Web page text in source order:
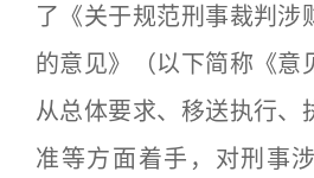
了《关于规范刑事裁判涉
的意见》（以下简称《意
从总体要求、移送执行、
准等方面着手，对刑事